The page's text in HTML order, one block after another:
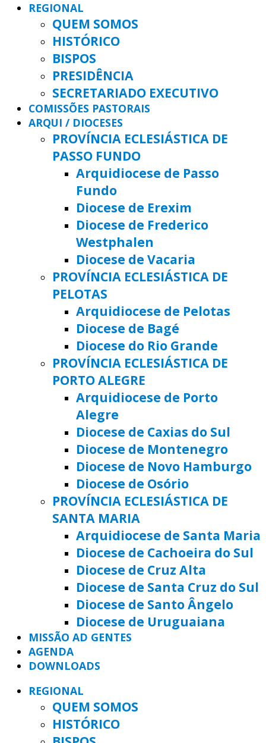
REGIONAL
QUEM SOMOS
HISTÓRICO
BISPOS
PRESIDÊNCIA
SECRETARIADO EXECUTIVO
COMISSÕES PASTORAIS
ARQUI / DIOCESES
PROVÍNCIA ECLESIÁSTICA DE
PASSO FUNDO
Arquidiocese de Passo
Fundo
Diocese de Erexim
Diocese de Frederico
Westphalen
Diocese de Vacaria
PROVÍNCIA ECLESIÁSTICA DE
PELOTAS
Arquidiocese de Pelotas
Diocese de Bagé
Diocese do Rio Grande
PROVÍNCIA ECLESIÁSTICA DE
PORTO ALEGRE
Arquidiocese de Porto
Alegre
Diocese de Caxias do Sul
Diocese de Montenegro
Diocese de Novo Hamburgo
Diocese de Osório
PROVÍNCIA ECLESIÁSTICA DE
SANTA MARIA
Arquidiocese de Santa Maria
Diocese de Cachoeira do Sul
Diocese de Cruz Alta
Diocese de Santa Cruz do Sul
Diocese de Santo Ângelo
Diocese de Uruguaiana
MISSÃO AD GENTES
AGENDA
DOWNLOADS
REGIONAL
QUEM SOMOS
HISTÓRICO